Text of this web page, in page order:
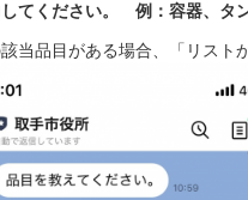
してください。 例：容器、タ
当品目がある場合、「リスト